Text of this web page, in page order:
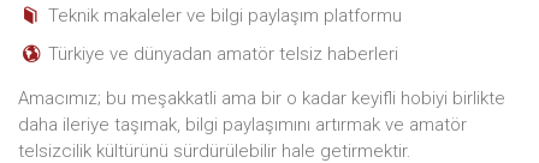
Teknik makaleler ve bilgi paylaşım platformu
Türkiye ve dünyadan amatör telsiz haberleri
Amacımız; bu meşakkatli ama bir o kadar keyifli hobiyi birlikte
daha ileriye taşımak, bilgi paylaşımını artırmak ve amatör
telsizcilik kültürünü sürdürülebilir hale getirmektir.